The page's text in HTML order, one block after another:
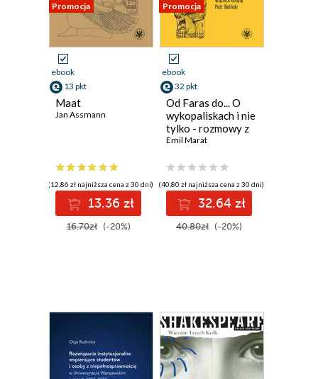
Promocja
ebook
13 pkt
Maat
Jan Assmann
(12,86 zł najniższa cena z 30 dni)
13.36 zł
16.70zł (-20%)
Promocja
ebook
32 pkt
Od Faras do... O
wykopaliskach i nie
tylko - rozmowy z
archeologami (i
architektem)
Emil Marat
(40,80 zł najniższa cena z 30 dni)
32.64 zł
40.80zł (-20%)